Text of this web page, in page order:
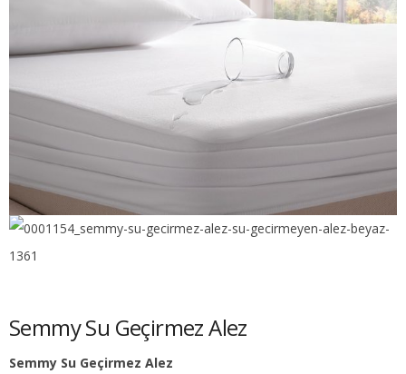
Semmy Su Geçirmez Alez
Semmy Su Geçirmez Alez